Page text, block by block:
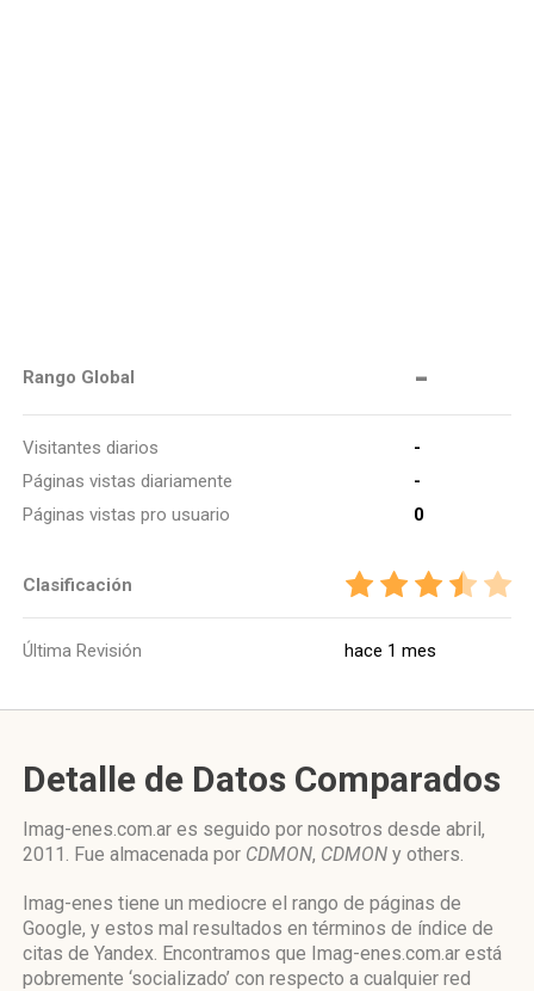
Rango Global -
Visitantes diarios
-
Páginas vistas diariamente
-
Páginas vistas pro usuario
0
Clasificación
Última Revisión hace 1 mes
Detalle de Datos Comparados
Imag-enes.com.ar es seguido por nosotros desde abril,
2011. Fue almacenada por CDMON, CDMON y others.
Imag-enes tiene un mediocre el rango de páginas de
Google, y estos mal resultados en términos de índice de
citas de Yandex. Encontramos que Imag-enes.com.ar está
pobremente ‘socializado’ con respecto a cualquier red